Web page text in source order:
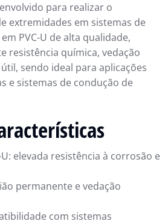
para realizar o
extremidades em sistemas de
PVC-U de alta qualidade,
resistência química, vedação
sendo ideal para aplicações
e sistemas de condução de
elevada resistência à corrosão e
permanente e vedação
com sistemas